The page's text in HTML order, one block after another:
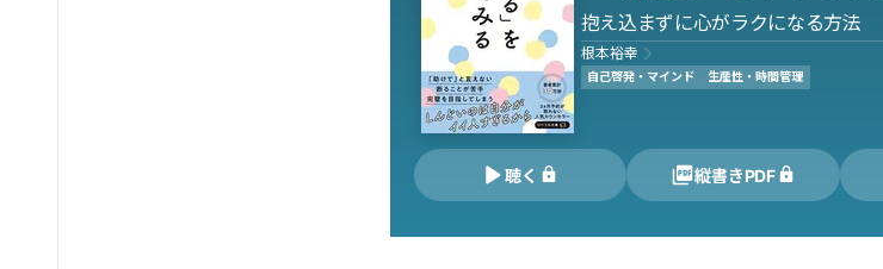
抱え込まずに心がラクになる方法
根本裕幸
自己啓発・マインド 生産性・時間管理
聴く 縦書きPDF